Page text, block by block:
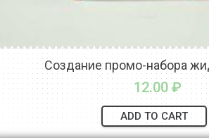
Создание промо-набора
12.00₽
ADD TO CART